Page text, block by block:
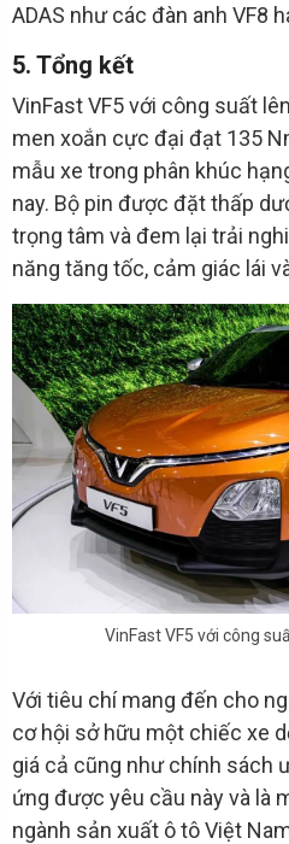
ADAS như các đàn anh VF8
5. Tổng kết
VinFast VF5 với công suất
men xoắn cực đại đạt 135
mẫu xe trong phân khúc
nay. Bộ pin được đặt thấp
trọng tâm và đem lại trải
năng tăng tốc, cảm giác lái
VinFast VF5 với công
Với tiêu chí mang đến cho
cơ hội sở hữu một chiếc xe
giá cả cũng như chính sách
ứng được yêu cầu này và là
ngành sản xuất ô tô Việt